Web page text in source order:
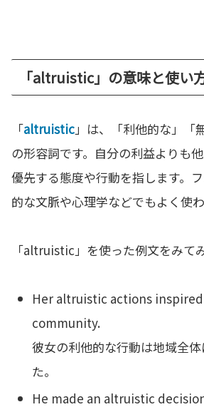
「altruistic」の意味と使い
「altruistic」は、「利他的な」「
の形容詞です。自分の利益よりも
優先する態度や行動を指します。
的な文脈や心理学などでもよく使わ
「altruistic」を使った例文をみて
Her altruistic actions
community.
彼女の利他的な行動は地域全
た。
He made an altruistic